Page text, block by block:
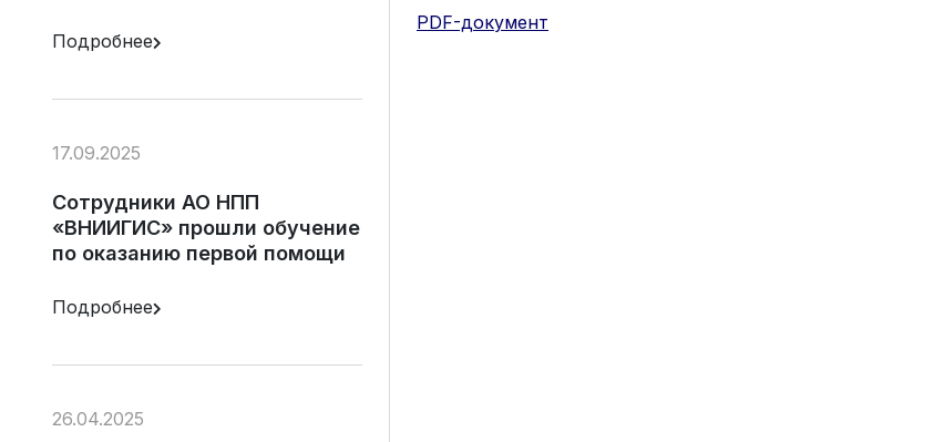
Подробнее
17.09.2025
Сотрудники АО НПП
«ВНИИГИС» прошли обучение
по оказанию первой помощи
Подробнее
26.04.2025
PDF-документ